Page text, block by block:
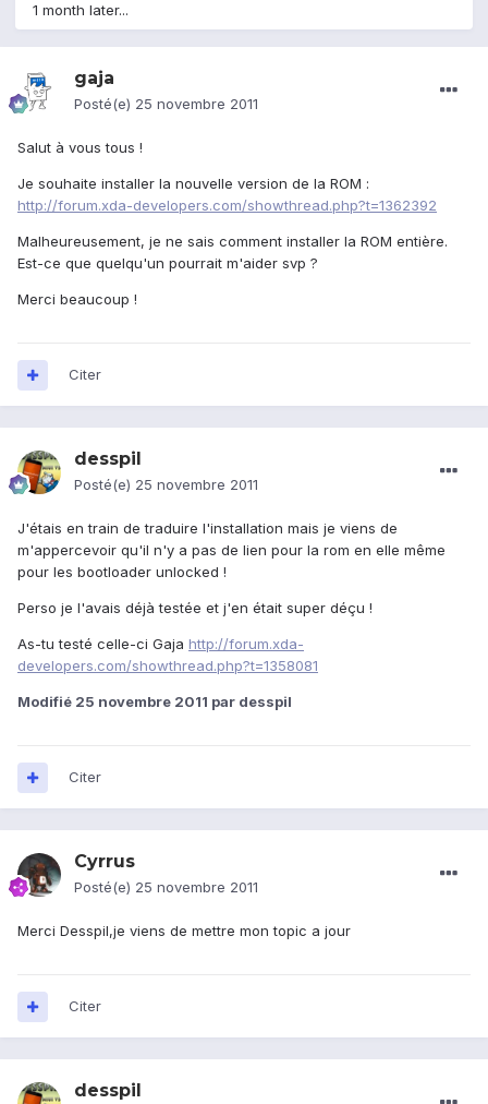
1 month later...
gaja
Posté(e) 25 novembre 2011
Salut à vous tous !
Je souhaite installer la nouvelle version de la ROM :
http://forum.xda-developers.com/showthread.php?t=1362392
Malheureusement, je ne sais comment installer la ROM entière.
Est-ce que quelqu'un pourrait m'aider svp ?
Merci beaucoup !
Citer
desspil
Posté(e) 25 novembre 2011
J'étais en train de traduire l'installation mais je viens de
m'appercevoir qu'il n'y a pas de lien pour la rom en elle même
pour les bootloader unlocked !
Perso je l'avais déjà testée et j'en était super déçu !
As-tu testé celle-ci Gaja http://forum.xda-
developers.com/showthread.php?t=1358081
Modifié 25 novembre 2011 par desspil
Citer
Cyrrus
Posté(e) 25 novembre 2011
Merci Desspil,je viens de mettre mon topic a jour
Citer
desspil